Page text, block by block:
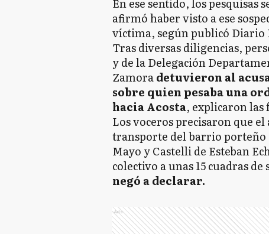
En ese sentido, los
afirmó haber visto a ese
víctima, según publicó Diario
Tras diversas diligencias,
y de la Delegación
Zamoradetuvieron al
sobre quien pesaba una
hacia Acosta, explicaron las
Los voceros precisaron que
transporte del barrio porteño
Mayo y Castelli de Esteban
colectivo a unas 15 cuadras
negó a declarar.
Ads